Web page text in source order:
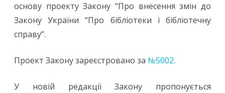
України
бібліотечну
основу проекту Закону “Про внесення змін до
Закону України “Про бібліотеки і бібліотечну
справу”.
Проект Закону зареєстровано за №5002.
У новій редакції Закону пропонується